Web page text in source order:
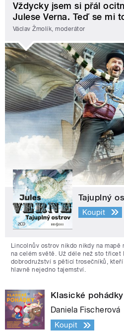
Vždycky jsem si přál
Julese Verna. Teď se mi
Václav Žmolík, moderátor
Tajuplný
Koupit
Lincolnův ostrov nikdo nikdy na mapě
na celém světě. Už déle než sto třicet
dobrodružství s pěticí trosečníků,
hlavně nejedno tajemství.
Klasické pohádky
Daniela Fischerová
Koupit